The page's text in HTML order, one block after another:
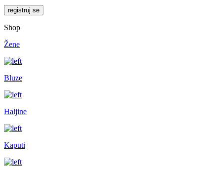
registruj se
Shop
Žene
Bluze
Haljine
Kaputi